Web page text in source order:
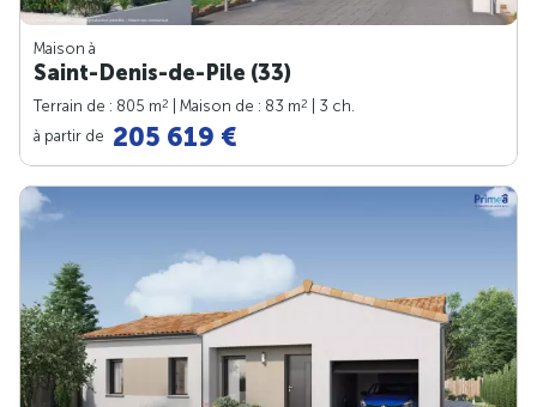
Maison à
Saint-Denis-de-Pile (33)
Terrain de : 805 m2 | Maison de : 83 m2
| 3 ch.
à partir de 205 619 €